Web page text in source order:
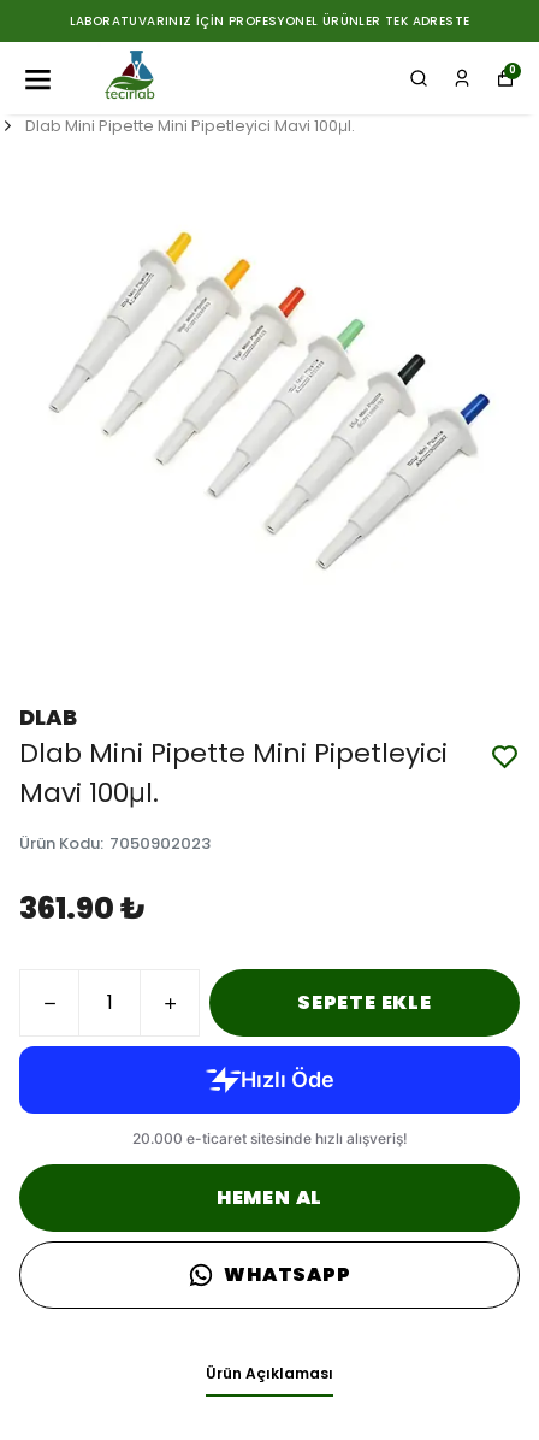
LABORATUVARINIZ İÇIN PROFESYONEL ÜRÜNLER TEK ADRESTE
0
Dlab Mini Pipette Mini Pipetleyici Mavi 100μl.
DLAB
Dlab Mini Pipette Mini Pipetleyici
Mavi 100μl.
Ürün Kodu: 7050902023
361.90 ₺
SEPETE EKLE
HEMEN AL
WHATSAPP
Ürün Açıklaması